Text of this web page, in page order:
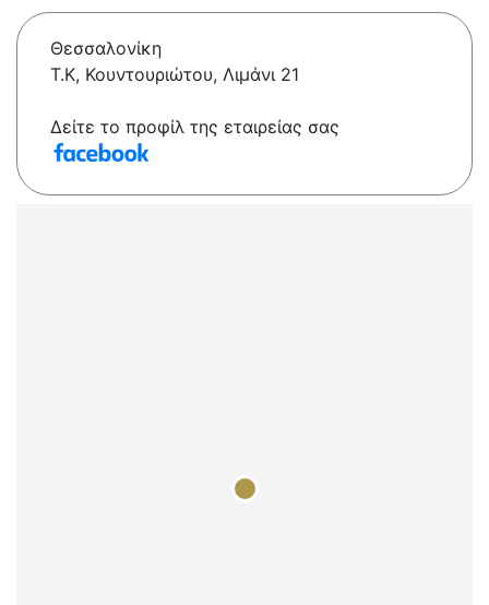
Θεσσαλονίκη
Τ.Κ, Κουντουριώτου, Λιμάνι 21
Δείτε το προφίλ της εταιρείας σας